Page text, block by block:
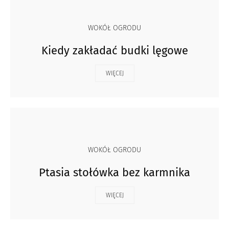
WOKÓŁ OGRODU
Kiedy zakładać budki lęgowe
WIĘCEJ
WOKÓŁ OGRODU
Ptasia stołówka bez karmnika
WIĘCEJ